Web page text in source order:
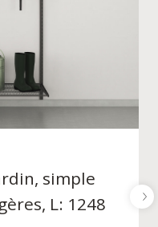
simple
L: 1248